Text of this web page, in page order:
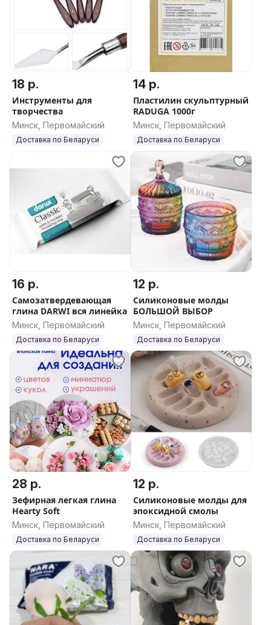
мечты и создаются шедевры. Начните свой
творческий путь с нами уже сегодня!
18 р.
Инструменты для
творчества
Минск, Первомайский
Доставка по Беларуси
14 р.
Пластилин скульптурный
RADUGA 1000г
Минск, Первомайский
Доставка по Беларуси
16 р.
Самозатвердевающая
глина DARWI вся линейка
Минск, Первомайский
Доставка по Беларуси
12 р.
Силиконовые молды
БОЛЬШОЙ ВЫБОР
Минск, Первомайский
Доставка по Беларуси
28 р.
Зефирная легкая глина
Hearty Soft
Минск, Первомайский
Доставка по Беларуси
12 р.
Силиконовые молды для
эпоксидной смолы
Минск, Первомайский
Доставка по Беларуси